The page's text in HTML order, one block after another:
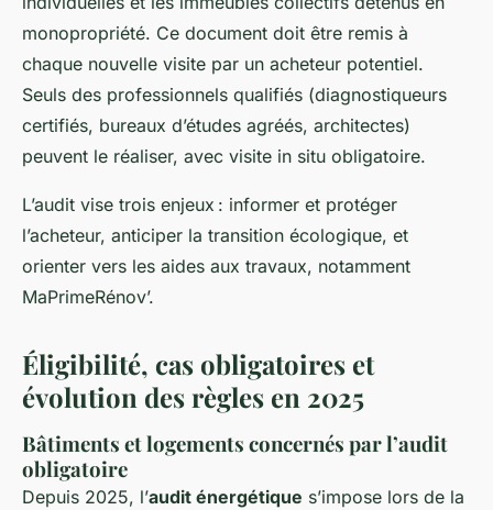
monopropriété. Ce document doit être remis à
chaque nouvelle visite par un acheteur potentiel.
Seuls des professionnels qualifiés (diagnostiqueurs
certifiés, bureaux d’études agréés, architectes)
peuvent le réaliser, avec visite in situ obligatoire.
L’audit vise trois enjeux : informer et protéger
l’acheteur, anticiper la transition écologique, et
orienter vers les aides aux travaux, notamment
MaPrimeRénov’.
Éligibilité, cas obligatoires et
évolution des règles en 2025
Bâtiments et logements concernés par l’audit
obligatoire
Depuis 2025, l’audit énergétique s’impose lors de la